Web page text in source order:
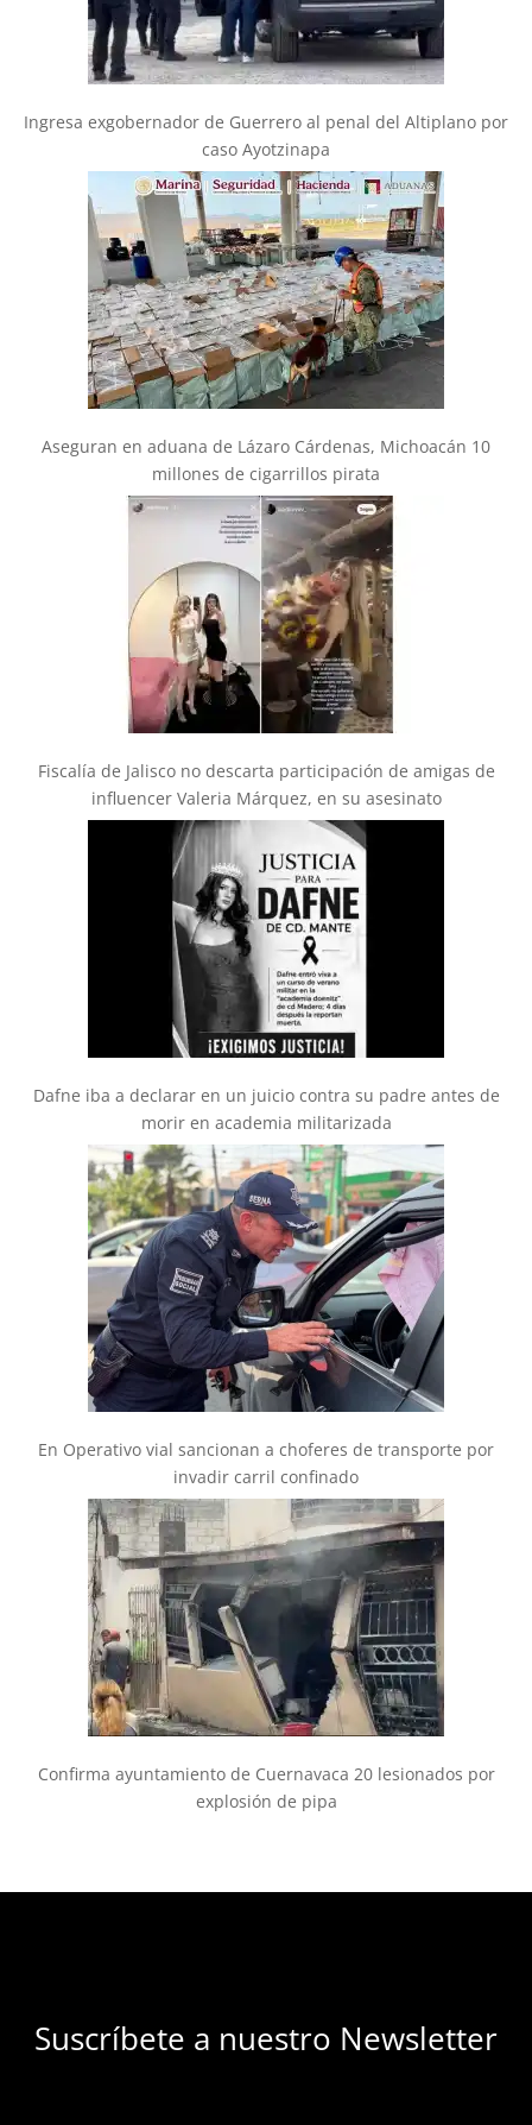
Ingresa exgobernador de Guerrero al penal del Altiplano por
caso Ayotzinapa
Aseguran en aduana de Lázaro Cárdenas, Michoacán 10
millones de cigarrillos pirata
Fiscalía de Jalisco no descarta participación de amigas de
influencer Valeria Márquez, en su asesinato
Dafne iba a declarar en un juicio contra su padre antes de
morir en academia militarizada
En Operativo vial sancionan a choferes de transporte por
invadir carril confinado
Confirma ayuntamiento de Cuernavaca 20 lesionados por
explosión de pipa
Suscríbete a nuestro Newsletter